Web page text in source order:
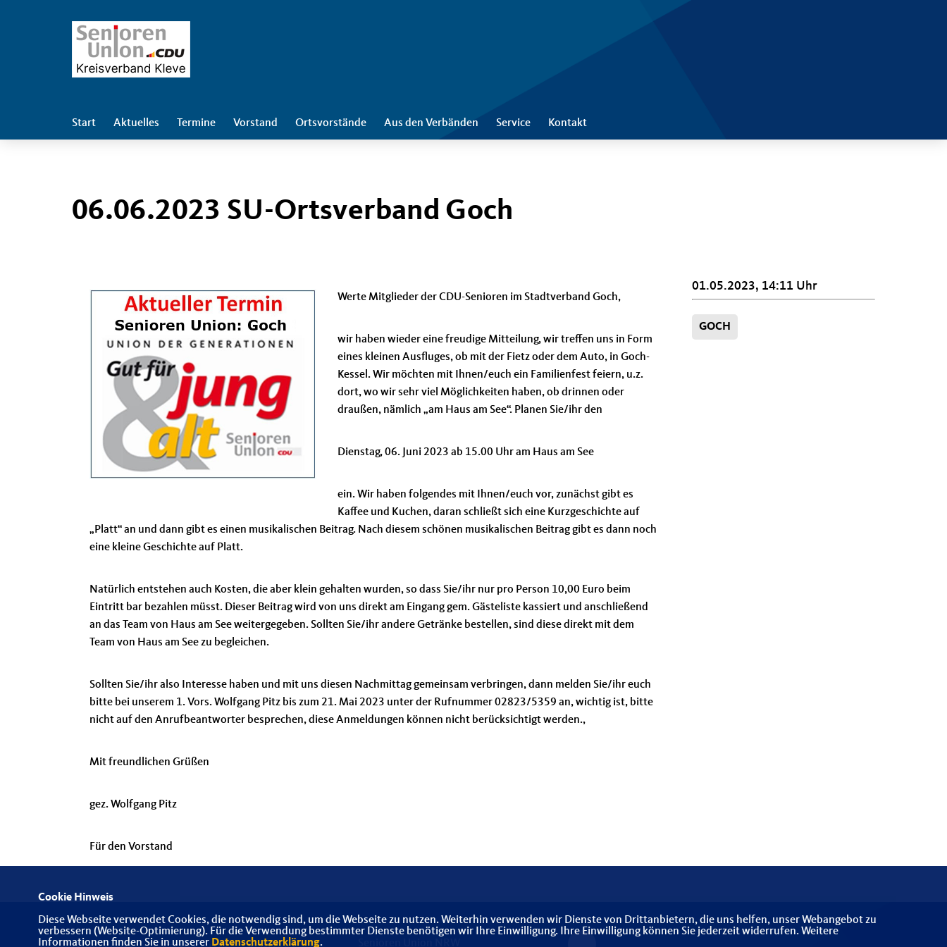
Start Aktuelles Termine Vorstand Ortsvorstände Aus den Verbänden Service Kontakt
06.06.2023 SU-Ortsverband Goch
Werte Mitglieder der CDU-Senioren im Stadtverband Goch,
wir haben wieder eine freudige Mitteilung, wir treffen uns in Form
eines kleinen Ausfluges, ob mit der Fietz oder dem Auto, in Goch-
Kessel. Wir möchten mit Ihnen/euch ein Familienfest feiern, u.z.
dort, wo wir sehr viel Möglichkeiten haben, ob drinnen oder
draußen, nämlich „am Haus am See“. Planen Sie/ihr den
Dienstag, 06. Juni 2023 ab 15.00 Uhr am Haus am See
ein. Wir haben folgendes mit Ihnen/euch vor, zunächst gibt es
Kaffee und Kuchen, daran schließt sich eine Kurzgeschichte auf
Platt“ an und dann gibt es einen musikalischen Beitrag. Nach diesem schönen musikalischen Beitrag gibt es dann noch
eine kleine Geschichte auf Platt.
Natürlich entstehen auch Kosten, die aber klein gehalten wurden, so dass Sie/ihr nur pro Person 10,00 Euro beim
Eintritt bar bezahlen müsst. Dieser Beitrag wird von uns direkt am Eingang gem. Gästeliste kassiert und anschließend
an das Team von Haus am See weitergegeben. Sollten Sie/ihr andere Getränke bestellen, sind diese direkt mit dem
Team von Haus am See zu begleichen.
Sollten Sie/ihr also Interesse haben und mit uns diesen Nachmittag gemeinsam verbringen, dann melden Sie/ihr euch
bitte bei unserem 1. Vors. Wolfgang Pitz bis zum 21. Mai 2023 unter der Rufnummer 02823/5359 an, wichtig ist, bitte
nicht auf den Anrufbeantworter besprechen, diese Anmeldungen können nicht berücksichtigt werden.,
Mit freundlichen Grüßen
gez. Wolfgang Pitz
Für den Vorstand
01.05.2023, 14:11 Uhr
GOCH
Cookie Hinweis
Diese Webseite verwendet Cookies, die notwendig sind, um die Webseite zu nutzen. Weiterhin verwenden wir Dienste von Drittanbietern, die uns helfen, unser Webangebot zu
verbessern (Website-Optimierung). Für die Verwendung bestimmter Dienste benötigen wir Ihre Einwilligung. Ihre Einwilligung können Sie jederzeit widerrufen. Weitere
Informationen finden Sie in unserer Datenschutzerklärung.